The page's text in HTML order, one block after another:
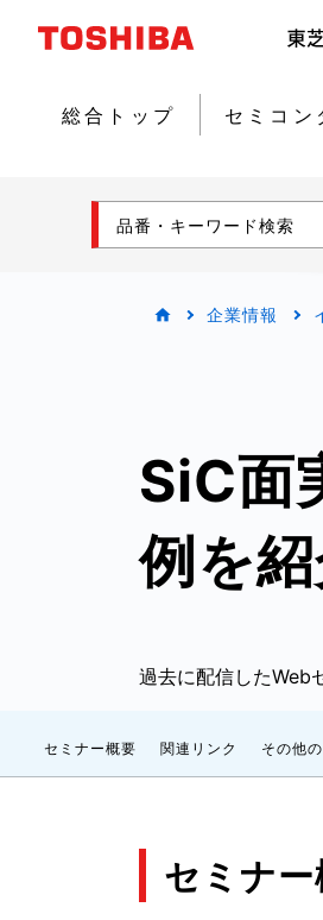
総合トップ セミコン
品番・キーワード検索
企業情報
SiC面
例を
過去に配信したWeb
セミナー概要 関連リンク その他
セミナー